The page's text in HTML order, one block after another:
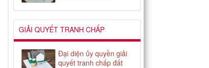
GIẢI QUYẾT TRANH CHẤP
Đại diện ủy quyền giải
quyết tranh chấp đất